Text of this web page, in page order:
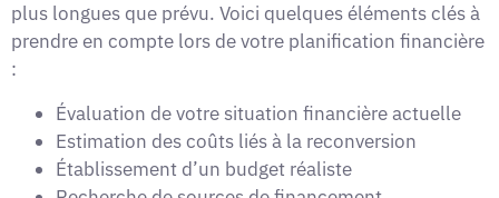
plus longues que prévu. Voici quelques éléments clés à
prendre en compte lors de votre planification financière
:
Évaluation de votre situation financière actuelle
Estimation des coûts liés à la reconversion
Établissement d’un budget réaliste